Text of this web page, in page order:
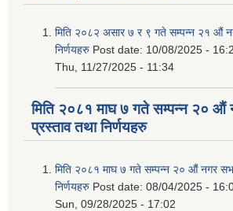
मिति २०८२ असार ७ र ९ गते सम्पन्न २१ औं
निर्णयहरु Post date: 10/08/2025 -
Thu, 11/27/2025 - 11:34
मिति २०८१ माघ ७ गते सम्पन्न २० औं
प्रस्ताव तथा निर्णयहरु
मिति २०८१ माघ ७ गते सम्पन्न २० औं नगर
निर्णयहरु Post date: 08/04/2025 -
Sun, 09/28/2025 - 17:02